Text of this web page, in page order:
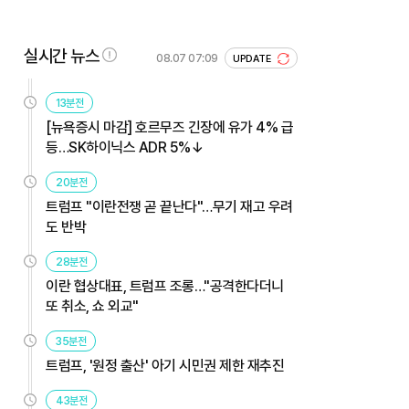
실시간 뉴스 08.07 07:09 UPDATE
13분전
[뉴욕증시 마감] 호르무즈 긴장에 유가 4% 급
등…SK하이닉스 ADR 5%↓
20분전
트럼프 "이란전쟁 곧 끝난다"…무기 재고 우려
도 반박
28분전
이란 협상대표, 트럼프 조롱…"공격한다더니
또 취소, 쇼 외교"
35분전
트럼프, '원정 출산' 아기 시민권 제한 재추진
43분전